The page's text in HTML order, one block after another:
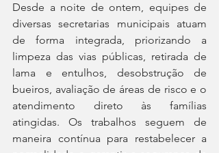
Desde a noite de ontem, equipes de
diversas secretarias municipais atuam
de forma integrada, priorizando a
limpeza das vias públicas, retirada de
lama e entulhos, desobstrução de
bueiros, avaliação de áreas de risco e o
atendimento direto às famílias
atingidas. Os trabalhos seguem de
maneira contínua para restabelecer a